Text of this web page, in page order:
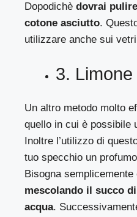
Dopodichèdovrai
cotone asciutto.
utilizzare anche sui
3. Limone
Un altro metodo molto
quello in cui è possibile
Inoltre l’utilizzo di
tuo specchio un
Bisogna
mescolando il succo
acqua.